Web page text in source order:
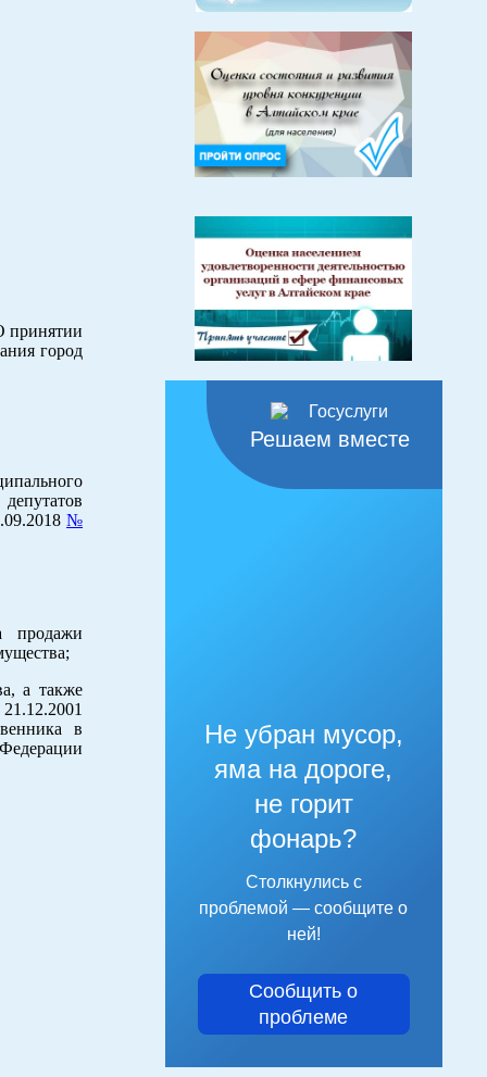
принятии
город
№
продажи
а также
в
Решаем вместе
Не убран мусор,
яма на дороге,
не горит
фонарь?
Столкнулись с
проблемой — сообщите о
ней!
Сообщить о
проблеме